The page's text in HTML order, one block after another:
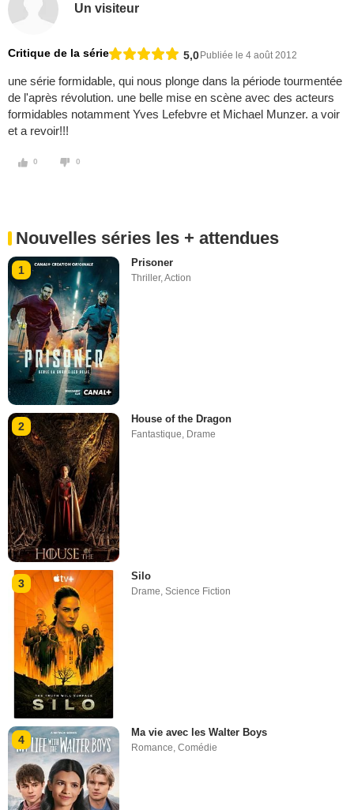
Un visiteur
Critique de la série 5,0Publiée le 4 août 2012
une série formidable, qui nous plonge dans la période tourmentée
de l'après révolution. une belle mise en scène avec des acteurs
formidables notamment Yves Lefebvre et Michael Munzer. a voir
et a revoir!!!
0 0
Nouvelles séries les + attendues
1
Prisoner
Thriller,Action
2
House of the Dragon
Fantastique, Drame
3
Silo
Drame ,Science Fiction
4
Ma vie avec les Walter Boys
Romance,Comédie